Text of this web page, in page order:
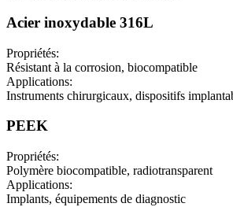
Acier inoxydable 316L
Propriétés:
Résistant à la corrosion, biocompatible
Applications:
Instruments chirurgicaux, dispositifs
PEEK
Propriétés:
Polymère biocompatible, radiotransparent
Applications:
Implants, équipements de diagnostic